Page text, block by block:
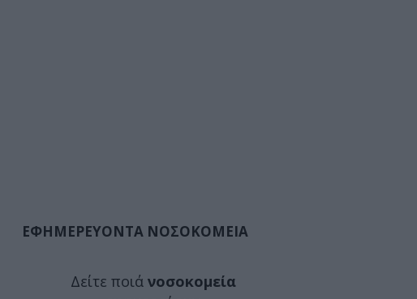
ΕΦΗΜΕΡΕΥΟΝΤΑ ΝΟΣΟΚΟΜΕΙΑ
Δείτε ποιά νοσοκομεία